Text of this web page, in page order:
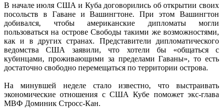
В начале июля США и Куба договорились об открытии своих
посольств в Гаване и Вашингтоне. При этом Вашингтон
добивался, чтобы американские дипломаты могли
пользоваться на острове Свободы такими же возможностями,
как и в других странах. Представители дипломатического
ведомства США заявили, что хотели бы «общаться с
кубинцами, проживающими за пределами Гаваны», то есть
достаточно свободно перемещаться по территории острова.
На минувшей неделе стало известно, что выстраивать
экономические отношения с США Кубе поможет экс-глава
МВФ Доминик Стросс-Кан.